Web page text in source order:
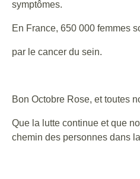
symptômes.
En France, 650 000 femmes
par le cancer du sein.
Bon Octobre Rose, et toutes
Que la lutte continue et que
chemin des personnes dans